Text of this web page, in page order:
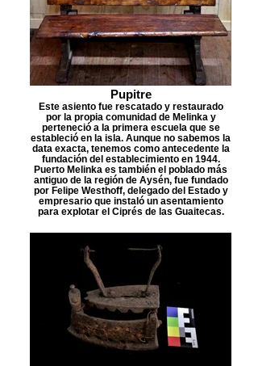
Pupitre
Este asiento fue rescatado y restaurado
por la propia comunidad de Melinka y
perteneció a la primera escuela que se
estableció en la isla. Aunque no sabemos la
data exacta, tenemos como antecedente la
fundación del establecimiento en 1944.
Puerto Melinka es también el poblado más
antiguo de la región de Aysén, fue fundado
por Felipe Westhoff, delegado del Estado y
empresario que instaló un asentamiento
para explotar el Ciprés de las Guaitecas.